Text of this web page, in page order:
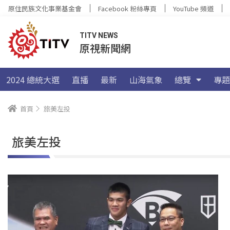
原住民族文化事業基金會 Facebook 粉絲專頁 YouTube 頻道
TITV NEWS
原視新聞網
2024 總統大選 直播 最新 山海氣象 總覽 專題
首頁 旅美左投
旅美左投